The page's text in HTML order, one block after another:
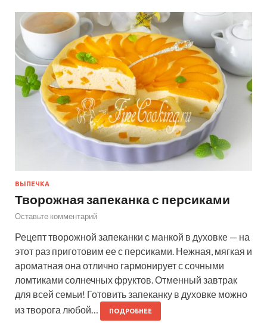
ВЫПЕЧКА
Творожная запеканка с персиками
Оставьте комментарий
Рецепт творожной запеканки с манкой в духовке — на
этот раз приготовим ее с персиками. Нежная, мягкая и
ароматная она отлично гармонирует с сочными
ломтиками солнечных фруктов. Отменный завтрак
для всей семьи! Готовить запеканку в духовке можно
из творога любой…
ПОДРОБНЕЕ